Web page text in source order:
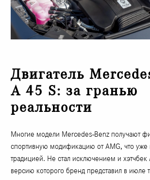
Двигатель
A 45 S: за гранью
реальности
Многие модели Mercedes-Benz получают
спортивную модификацию от AMG, что уже
традицией. Не стал исключением и
версию которого бренд представил в июле